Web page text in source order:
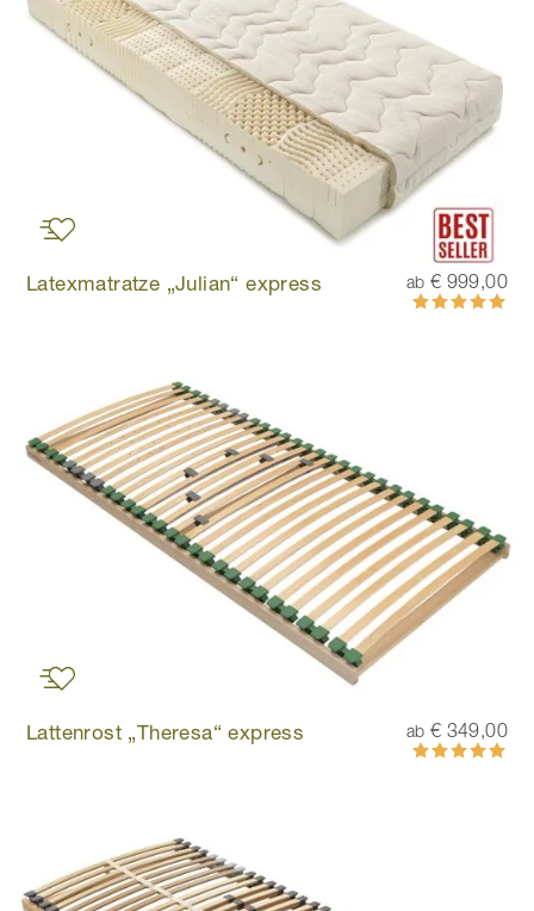
Latexmatratze „Julian“ express ab € 999,00
Bewertung:
100%
Lattenrost „Theresa“ express ab € 349,00
Bewertung:
100%